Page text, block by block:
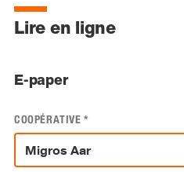
Lire en ligne
E-paper
COOPÉRATIVE *